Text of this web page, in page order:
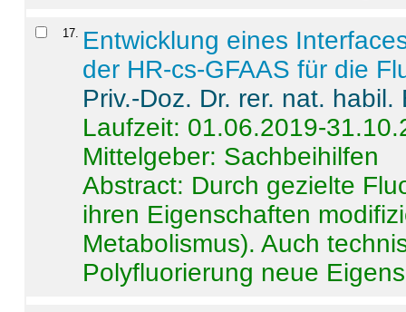
17
Entwicklung eines
der HR-cs-GFAAS für die
Priv.-Doz. Dr. rer. nat.
Laufzeit: 01.06.2019-
Mittelgeber: Sachbeihilfen
Abstract: Durch gezielte
ihren Eigenschaften
Metabolismus). Auch
Polyfluorierung neue